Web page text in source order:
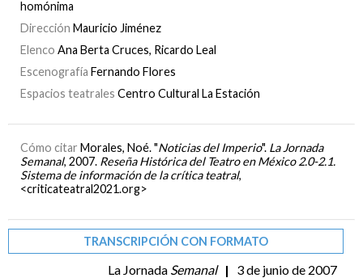
homónima
Dirección Mauricio Jiménez
Elenco Ana Berta Cruces, Ricardo Leal
Escenografía Fernando Flores
Espacios teatrales Centro Cultural La Estación
Cómo citar Morales, Noé. "Noticias del Imperio". La Jornada
Semanal, 2007. Reseña Histórica del Teatro en México 2.0-2.1.
Sistema de información de la crítica teatral,
<criticateatral2021.org>
TRANSCRIPCIÓN CON FORMATO
La Jornada Semanal |
3 de junio de 2007